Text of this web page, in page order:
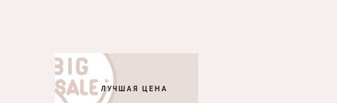
ЛУЧШАЯ ЦЕНА